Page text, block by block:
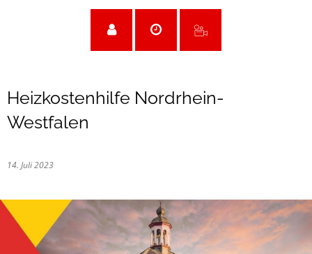
Heizkostenhilfe Nordrhein-
Westfalen
14. Juli 2023